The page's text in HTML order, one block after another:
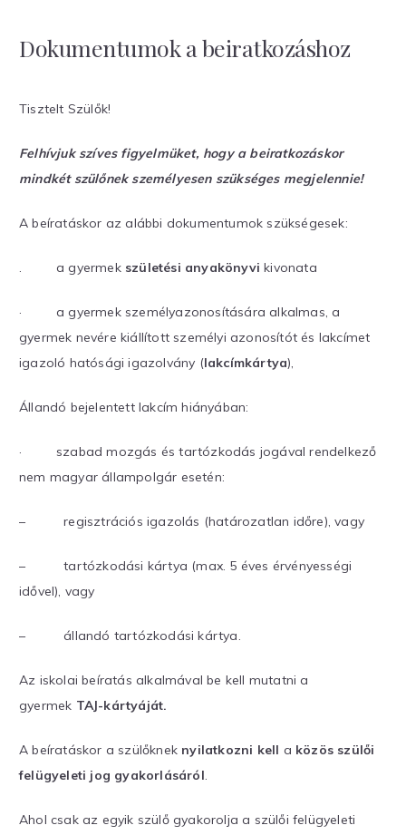
Dokumentumok a beiratkozáshoz
Tisztelt Szülők!
Felhívjuk szíves figyelmüket, hogy a beiratkozáskor
mindkét szülőnek személyesen szükséges megjelennie!
A beíratáskor az alábbi dokumentumok szükségesek:
. a gyermekszületési anyakönyvi kivonata
· a gyermek személyazonosítására alkalmas, a
gyermek nevére kiállított személyi azonosítót és lakcímet
igazoló hatósági igazolvány (lakcímkártya),
Állandó bejelentett lakcím hiányában:
· szabad mozgás és tartózkodás jogával rendelkező
nem magyar állampolgár esetén:
– regisztrációs igazolás (határozatlan időre), vagy
– tartózkodási kártya (max. 5 éves érvényességi
idővel), vagy
– állandó tartózkodási kártya.
Az iskolai beíratás alkalmával be kell mutatni a
gyermek TAJ-kártyáját.
A beíratáskor a szülőknek nyilatkozni kell a közös szülői
felügyeleti jog gyakorlásáról.
Ahol csak az egyik szülő gyakorolja a szülői felügyeleti